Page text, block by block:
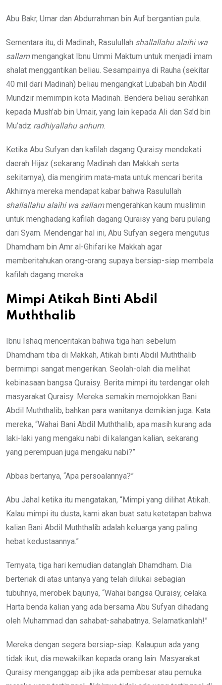
Abu Bakr, Umar dan Abdurrahman bin Auf bergantian pula.
Sementara itu, di Madinah, Rasulullah shallallahu alaihi wa
sallammengangkat Ibnu Ummi Maktum untuk menjadi imam
shalat menggantikan beliau. Sesampainya di Rauha (sekitar
40 mil dari Madinah) beliau mengangkat Lubabah bin Abdil
Mundzir memimpin kota Madinah. Bendera beliau serahkan
kepada Mush’ab bin Umair, yang lain kepada Ali dan Sa’d bin
Mu’adz radhiyallahu anhum.
Ketika Abu Sufyan dan kafilah dagang Quraisy mendekati
daerah Hijaz (sekarang Madinah dan Makkah serta
sekitarnya), dia mengirim mata-mata untuk mencari berita.
Akhirnya mereka mendapat kabar bahwa Rasulullah
shallallahu alaihi wa sallammengerahkan kaum muslimin
untuk menghadang kafilah dagang Quraisy yang baru pulang
dari Syam. Mendengar hal ini, Abu Sufyan segera mengutus
Dhamdham bin Amr al-Ghifari ke Makkah agar
memberitahukan orang-orang supaya bersiap-siap membela
kafilah dagang mereka.
Mimpi Atikah Binti Abdil
Muththalib
Ibnu Ishaq menceritakan bahwa tiga hari sebelum
Dhamdham tiba di Makkah, Atikah binti Abdil Muththalib
bermimpi sangat mengerikan. Seolah-olah dia melihat
kebinasaan bangsa Quraisy. Berita mimpi itu terdengar oleh
masyarakat Quraisy. Mereka semakin memojokkan Bani
Abdil Muththalib, bahkan para wanitanya demikian juga. Kata
mereka, “Wahai Bani Abdil Muththalib, apa masih kurang ada
laki-laki yang mengaku nabi di kalangan kalian, sekarang
yang perempuan juga mengaku nabi?”
Abbas bertanya, “Apa persoalannya?”
Abu Jahal ketika itu mengatakan, “Mimpi yang dilihat Atikah.
Kalau mimpi itu dusta, kami akan buat satu ketetapan bahwa
kalian Bani Abdil Muththalib adalah keluarga yang paling
hebat kedustaannya.”
Ternyata, tiga hari kemudian datanglah Dhamdham. Dia
berteriak di atas untanya yang telah dilukai sebagian
tubuhnya, merobek bajunya, “Wahai bangsa Quraisy, celaka.
Harta benda kalian yang ada bersama Abu Sufyan dihadang
oleh Muhammad dan sahabat-sahabatnya. Selamatkanlah!”
Mereka dengan segera bersiap-siap. Kalaupun ada yang
tidak ikut, dia mewakilkan kepada orang lain. Masyarakat
Quraisy menganggap aib jika ada pembesar atau pemuka